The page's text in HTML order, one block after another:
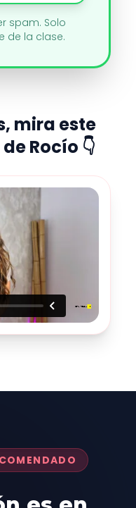
spam. Solo
de la clase.
mira este
Rocío 👇